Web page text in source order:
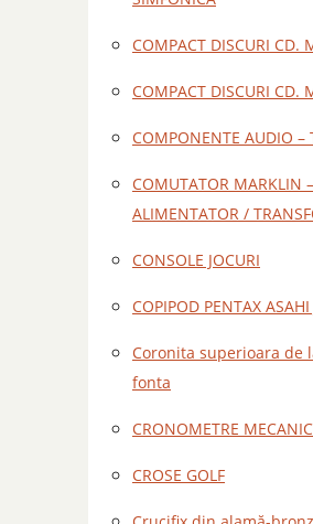
COMPACT DISCURI CD.
COMPACT DISCURI CD.
COMPONENTE AUDIO –
COMUTATOR MARKLIN
ALIMENTATOR /
CONSOLE JOCURI
COPIPOD PENTAX ASAHI
Coronita superioara de
fonta
CRONOMETRE
CROSE GOLF